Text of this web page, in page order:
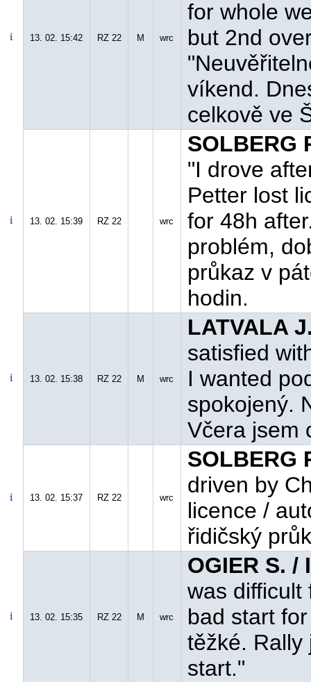
13. 02. 15:42 RZ 22 M wrc
for whole
but 2nd
víkend.
celkově ve
13. 02. 15:39 RZ 22 wrc
SOLBERG
"I drove
Petter lost
for 48h
problém,
průkaz v
hodin.
13. 02. 15:38 RZ 22 M wrc
LATVALA
satisfied
I wanted
spokojený.
Včera jsem
13. 02. 15:37 RZ 22 wrc
SOLBERG
driven by
licence /
řidičský
13. 02. 15:35 RZ 22 M wrc
OGIER S. /
was difficult
bad start
těžké. Rally
start."